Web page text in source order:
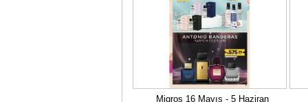
Migros 16 Mayıs - 5 Haziran